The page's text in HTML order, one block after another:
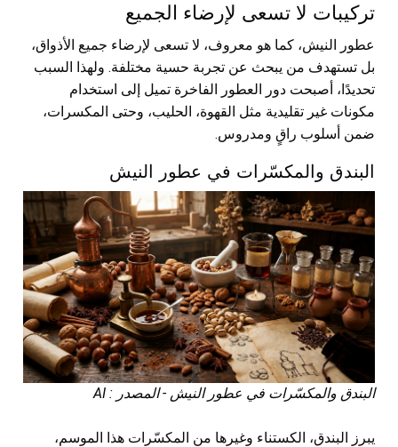
تركيبات لا تسعى لإرضاء الجميع
عطور النيش، كما هو معروف، لا تسعى لإرضاء جميع الأذواق،
بل تستهدف من يبحث عن تجربة حسية مختلفة. ولهذا السبب
تحديدًا، أصبحت دور العطور الفاخرة تميل إلى استخدام
مكونات غير تقليدية مثل القهوة، الحليب، وحتى المكسرات،
ضمن أسلوب راقٍ ومدروس.
البندق والمكسّرات في عطور النيش
البندق والمكسّرات في عطور النيش - المصدر : AI
يبرز البندق، الكستناء وغيرها من المكسّرات هذا الموسم،